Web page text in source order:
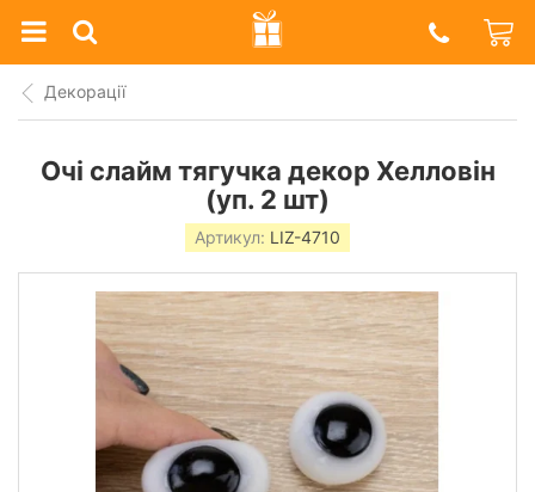
Prazdnik
Shop
Декорації
Очі слайм тягучка декор Хелловін
(уп. 2 шт)
Артикул: LIZ-4710